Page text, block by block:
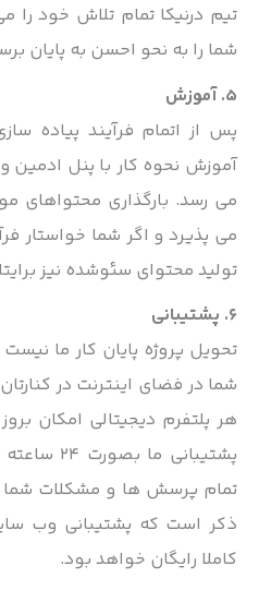
تیم درنیکا تمام تلاش خود را
شما را به نحو احسن به پایان
پس از اتمام فرآیند پیاده
آموزش نحوه کار با پنل ادمین
می رسد. بارگذاری محتواهای
می پذیرد و اگر شما خواستار
تولید محتوای سئوشده نیز
تحویل پروژه پایان کار ما
شما در فضای اینترنت در
هر پلتفرم دیجیتالی امکان
تمام پرسش ها و مشکلات شما
ذکر است که پشتیبانی وب
کاملا رایگان خواهد بود.